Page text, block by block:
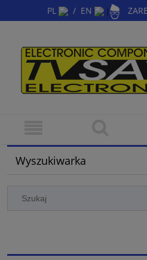
PL / EN |
Wyszukiwarka